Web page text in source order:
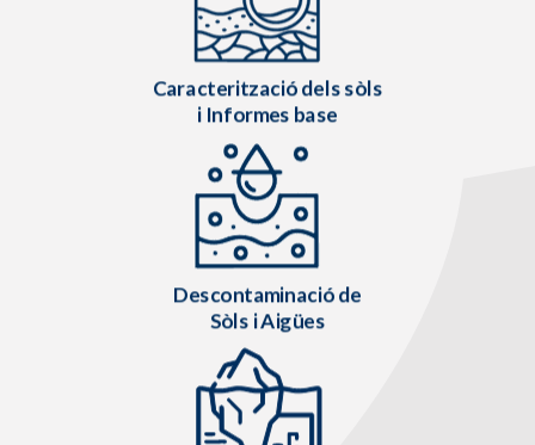
Caracterització dels sòls
i Informes base
Descontaminació de
Sòls i Aigües